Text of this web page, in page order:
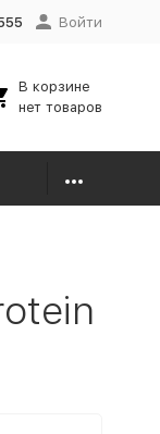
Войти
В корзине
нет товаров